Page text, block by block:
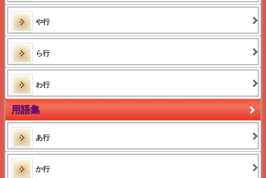
2015MLMランキング化粧品
2015MLMランキング健康食品
2015MLMランキング水&下着
2015MLM増収額
2015MLM増収率
や行
ら行
わ行
用語集
あ行
か行